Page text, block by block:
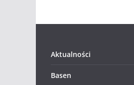
Aktualności
Basen